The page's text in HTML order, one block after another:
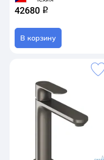
42680 q
В корзину